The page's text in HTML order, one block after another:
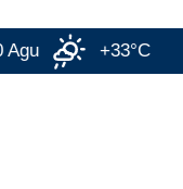
+33°C